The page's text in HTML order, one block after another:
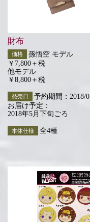
財布
価格
孫悟空 モデル
￥7,800＋税
他モデル
￥8,800＋税
発売日
予約期間：2018/
お届け予定：
2018年5月下旬ごろ
本体仕様 全4種